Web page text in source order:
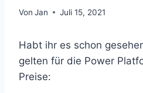
Von Jan Juli 15, 2021
Habt ihr es schon
gelten für die Power
Preise: